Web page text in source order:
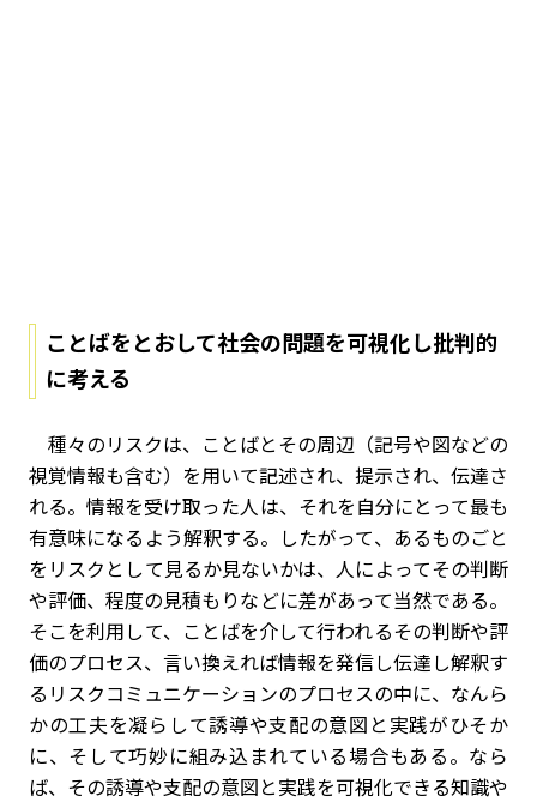
ことばをとおして社会の問題を可視化し批判的
に考える
種々のリスクは、ことばとその周辺（記号や図などの
視覚情報も含む）を用いて記述され、提示され、伝達さ
れる。情報を受け取った人は、それを自分にとって最も
有意味になるよう解釈する。したがって、あるものごと
をリスクとして見るか見ないかは、人によってその判断
や評価、程度の見積もりなどに差があって当然である。
そこを利用して、ことばを介して行われるその判断や評
価のプロセス、言い換えれば情報を発信し伝達し解釈す
るリスクコミュニケーションのプロセスの中に、なんら
かの工夫を凝らして誘導や支配の意図と実践がひそか
に、そして巧妙に組み込まれている場合もある。なら
ば、その誘導や支配の意図と実践を可視化できる知識や